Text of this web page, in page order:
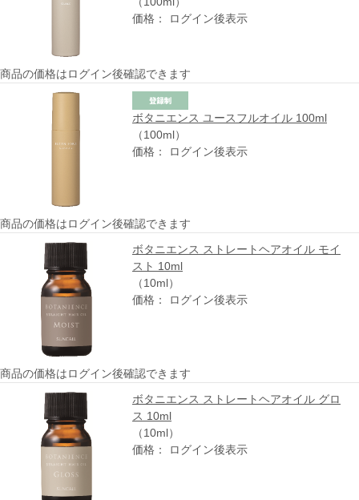
価格： ログイン後表示
商品の価格はログイン後確認できます
ボタニエンス ユースフルオイル 100ml
（100ml）
価格： ログイン後表示
商品の価格はログイン後確認できます
ボタニエンス ストレートヘアオイル モイ
スト 10ml
（10ml）
価格： ログイン後表示
商品の価格はログイン後確認できます
ボタニエンス ストレートヘアオイル グロ
ス 10ml
（10ml）
価格： ログイン後表示